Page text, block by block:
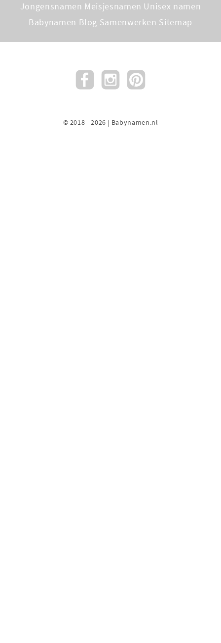
Jongensnamen Meisjesnamen Unisex namen
Babynamen Blog Samenwerken Sitemap
© 2018 - 2026 | Babynamen.nl